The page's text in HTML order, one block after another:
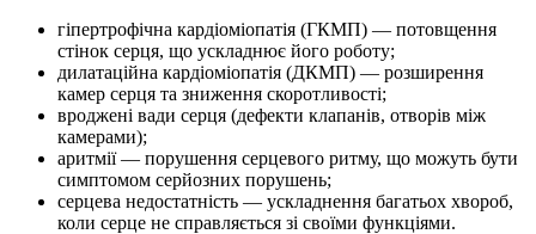
гіпертрофічна кардіоміопатія (ГКМП) — потовщення
стінок серця, що ускладнює його роботу;
дилатаційна кардіоміопатія (ДКМП) — розширення
камер серця та зниження скоротливості;
вроджені вади серця (дефекти клапанів, отворів між
камерами);
аритмії — порушення серцевого ритму, що можуть бути
симптомом серйозних порушень;
серцева недостатність — ускладнення багатьох хвороб,
коли серце не справляється зі своїми функціями.